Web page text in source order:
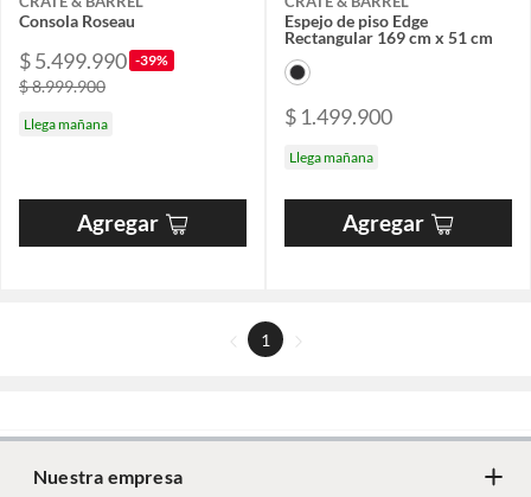
Consola Roseau
$ 5.499.990 -39%
$ 8.999.900
Llega mañana
Agregar
Espejo de piso Edge
Rectangular 169 cm x 51 cm
$ 1.499.900
Llega mañana
Agregar
1
Nuestra empresa